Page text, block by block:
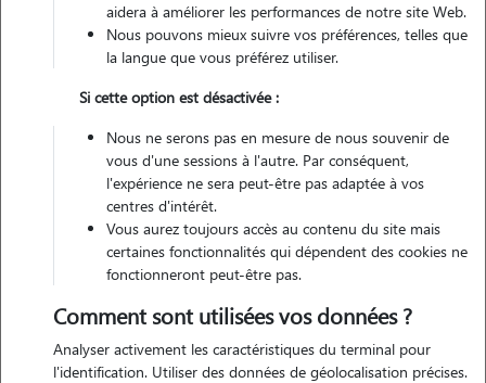
Motivation
aidera à améliorer les performances de notre site Web.
Nous pouvons mieux suivre vos préférences, telles que
la langue que vous préférez utiliser.
Si cette option est désactivée :
Nous ne serons pas en mesure de nous souvenir de
vous d'une sessions à l'autre. Par conséquent,
l'expérience ne sera peut-être pas adaptée à vos
centres d'intérêt.
Vous aurez toujours accès au contenu du site mais
certaines fonctionnalités qui dépendent des cookies ne
fonctionneront peut-être pas.
Comment sont utilisées vos données ?
Analyser activement les caractéristiques du terminal pour
l'identification. Utiliser des données de géolocalisation précises.